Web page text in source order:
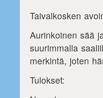
Taivalkosken
Aurinkoinen sää
suurimmalla
merkintä, joten
Tulokset: